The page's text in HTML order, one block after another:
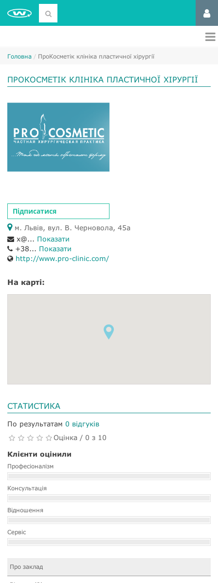
Головна ПроКосметік клініка пластичної хірургії
ПРОКОСМЕТІК КЛІНІКА ПЛАСТИЧНОЇ ХІРУРГІЇ
Підписатися
м. Львів, вул. В. Черновола, 45а
x@... Показати
+38... Показати
http://www.pro-clinic.com/
На карті:
СТАТИСТИКА
По результатам 0 відгуків
Оцінка / 0 з 10
Клієнти оцінили
Професіоналізм
Консультація
Відношення
Сервіс
Про заклад